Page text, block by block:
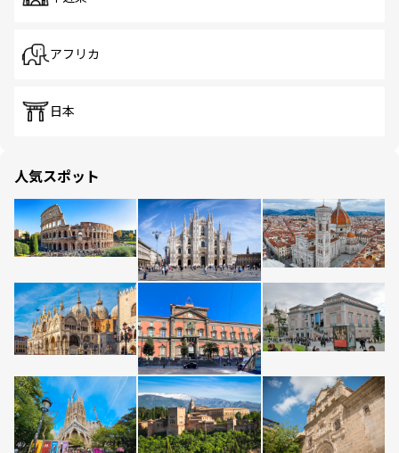
アフリカ
日本
人気スポット